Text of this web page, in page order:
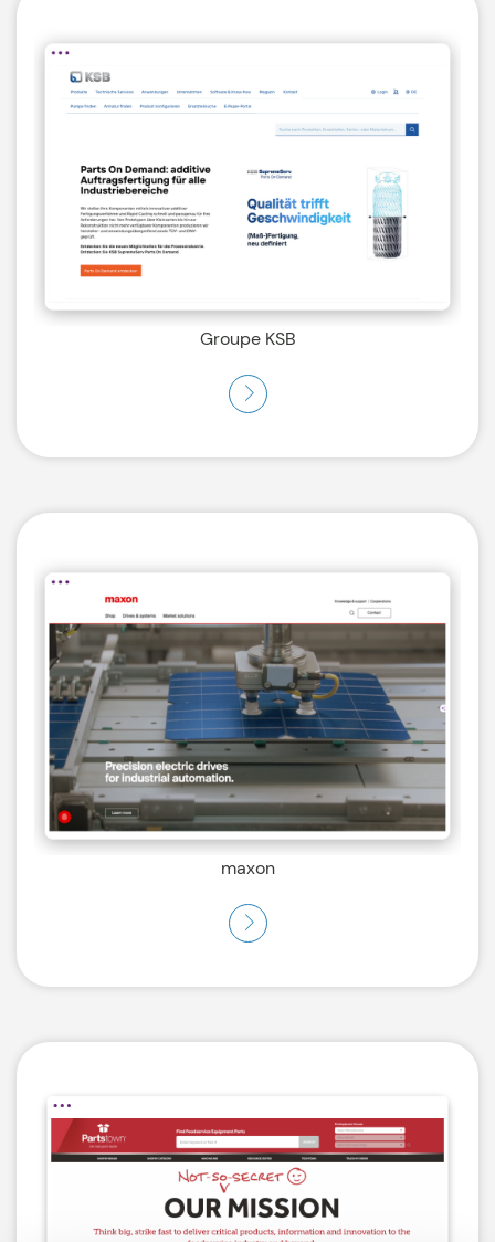
Groupe KSB
maxon